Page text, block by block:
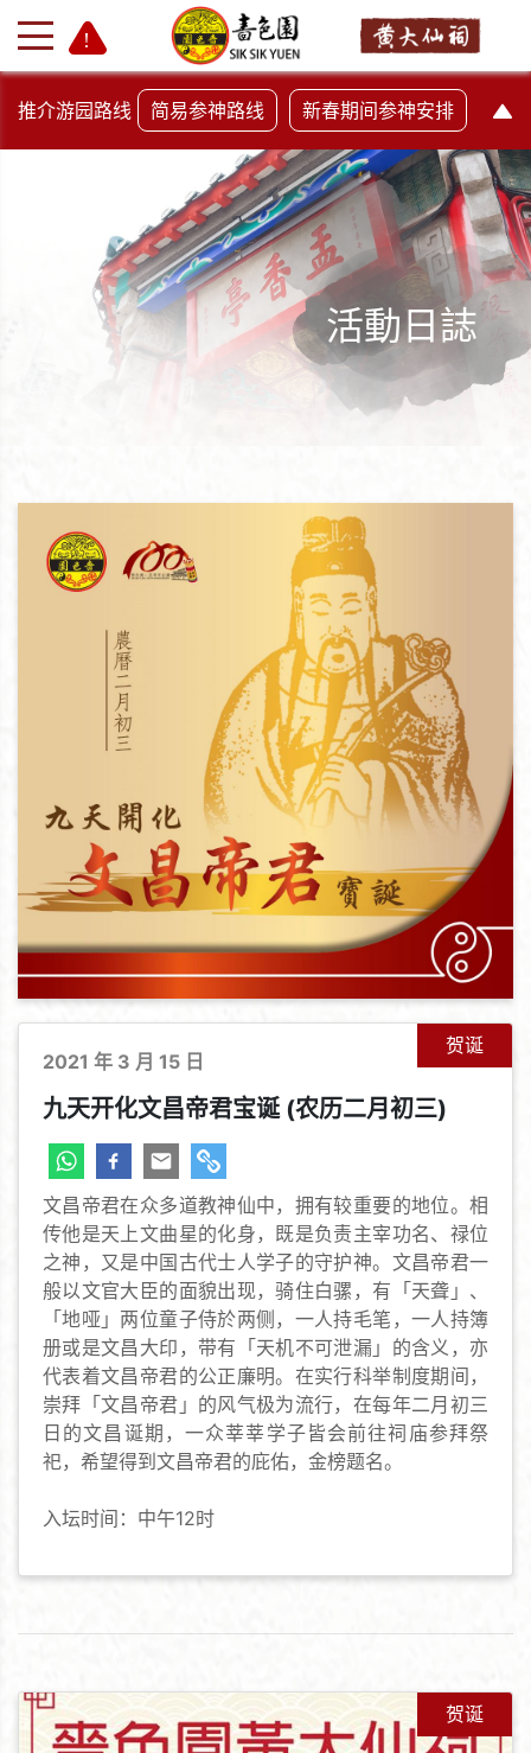
+
推介游园路线 简易参神路线 新春期间参神安排
活動日誌
贺诞
2021 年 3 月 15 日
九天开化文昌帝君宝诞 (农历二月初三)
文昌帝君在众多道教神仙中，拥有较重要的地位。相
传他是天上文曲星的化身，既是负责主宰功名、禄位
之神，又是中国古代士人学子的守护神。文昌帝君一
般以文官大臣的面貌出现，骑住白骡，有「天聋」、
「地哑」两位童子侍於两侧，一人持毛笔，一人持簿
册或是文昌大印，带有「天机不可泄漏」的含义，亦
代表着文昌帝君的公正廉明。在实行科举制度期间，
崇拜「文昌帝君」的风气极为流行，在每年二月初三
日的文昌诞期，一众莘莘学子皆会前往祠庙参拜祭
祀，希望得到文昌帝君的庇佑，金榜题名。
入坛时间：中午12时
贺诞